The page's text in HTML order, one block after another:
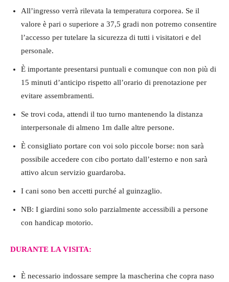
All’ingresso verrà rilevata la temperatura corporea. Se il
valore è pari o superiore a 37,5 gradi non potremo consentire
l’accesso per tutelare la sicurezza di tutti i visitatori e del
personale.
È importante presentarsi puntuali e comunque con non più di
15 minuti d’anticipo rispetto all’orario di prenotazione per
evitare assembramenti.
Se trovi coda, attendi il tuo turno mantenendo la distanza
interpersonale di almeno 1m dalle altre persone.
È consigliato portare con voi solo piccole borse: non sarà
possibile accedere con cibo portato dall’esterno e non sarà
attivo alcun servizio guardaroba.
I cani sono ben accetti purché al guinzaglio.
NB: I giardini sono solo parzialmente accessibili a persone
con handicap motorio.
DURANTE LA VISITA:
È necessario indossare sempre la mascherina che copra naso